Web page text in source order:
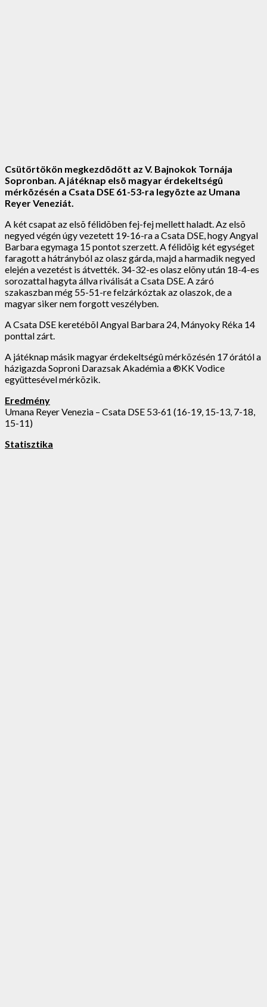
Csütörtökön megkezdõdött az V. Bajnokok Tornája
Sopronban. A játéknap elsõ magyar érdekeltségû
mérkõzésén a Csata DSE 61-53-ra legyõzte az Umana
Reyer Veneziát.
A két csapat az elsõ félidõben fej-fej mellett haladt. Az elsõ
negyed végén úgy vezetett 19-16-ra a Csata DSE, hogy Angyal
Barbara egymaga 15 pontot szerzett. A félidõig két egységet
faragott a hátrányból az olasz gárda, majd a harmadik negyed
elején a vezetést is átvették. 34-32-es olasz elõny után 18-4-es
sorozattal hagyta állva riválisát a Csata DSE. A záró
szakaszban még 55-51-re felzárkóztak az olaszok, de a
magyar siker nem forgott veszélyben.
A Csata DSE keretébõl Angyal Barbara 24, Mányoky Réka 14
ponttal zárt.
A játéknap másik magyar érdekeltségû mérkõzésén 17 órától a
házigazda Soproni Darazsak Akadémia a ®KK Vodice
együttesével mérkõzik.
Eredmény
Umana Reyer Venezia – Csata DSE 53-61 (16-19, 15-13, 7-18,
15-11)
Statisztika